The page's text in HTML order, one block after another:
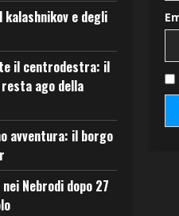
kalashnikov e degli
il centrodestra: il
ago della
avventura: il borgo
Nebrodi dopo 27